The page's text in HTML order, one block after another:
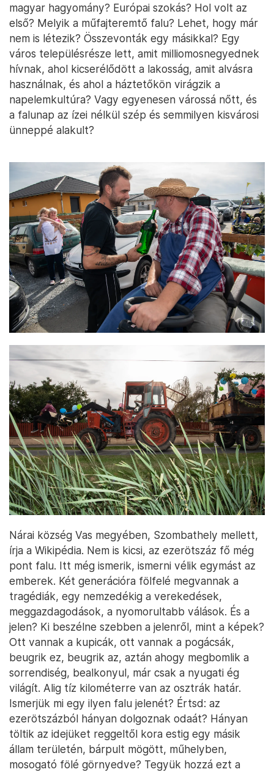
magyar hagyomány? Európai szokás? Hol volt az
első? Melyik a műfajteremtő falu? Lehet, hogy már
nem is létezik? Összevonták egy másikkal? Egy
város településrésze lett, amit milliomosnegyednek
hívnak, ahol kicserélődött a lakosság, amit alvásra
használnak, és ahol a háztetőkön virágzik a
napelemkultúra? Vagy egyenesen várossá nőtt, és
a falunap az ízei nélkül szép és semmilyen kisvárosi
ünneppé alakult?
Nárai község Vas megyében, Szombathely mellett,
írja a Wikipédia. Nem is kicsi, az ezerötszáz fő még
pont falu. Itt még ismerik, ismerni vélik egymást az
emberek. Két generációra fölfelé megvannak a
tragédiák, egy nemzedékig a verekedések,
meggazdagodások, a nyomorultabb válások. És a
jelen? Ki beszélne szebben a jelenről, mint a képek?
Ott vannak a kupicák, ott vannak a pogácsák,
beugrik ez, beugrik az, aztán ahogy megbomlik a
sorrendiség, bealkonyul, már csak a nyugati ég
világít. Alig tíz kilométerre van az osztrák határ.
Ismerjük mi egy ilyen falu jelenét? Értsd: az
ezerötszázból hányan dolgoznak odaát? Hányan
töltik az idejüket reggeltől kora estig egy másik
állam területén, bárpult mögött, műhelyben,
mosogató fölé görnyedve? Tegyük hozzá ezt a